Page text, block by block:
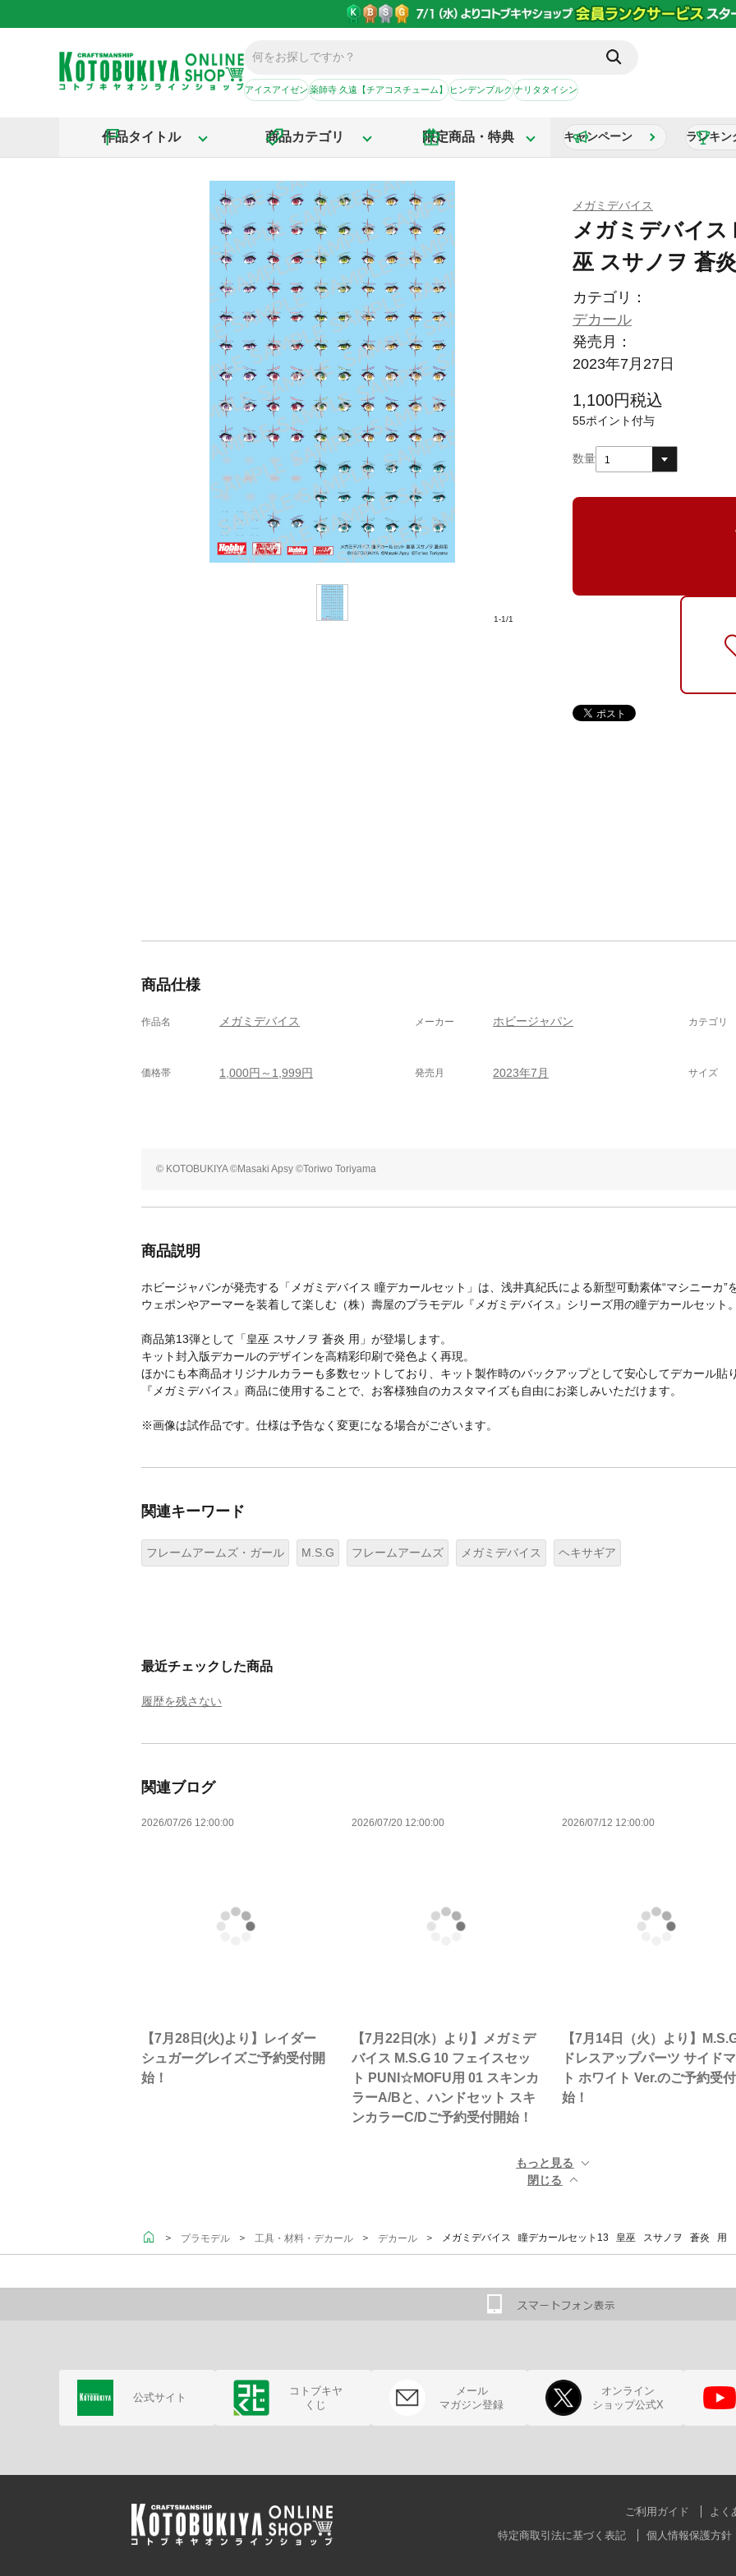
アイスアイゼン薬師寺 久遠【チアコスチューム】ヒンデンブルクナリタタイシン
作品タイトル 商品カテゴリ 限定商品・特典 キャンペーン ランキン
1-1/1
メガミデバイス
メガミデバイス
巫 スサノヲ 蒼
カテゴリ：
デカール
発売月：
2023年7月27日
1,100円税込
55ポイント付与
数量 1
商品仕様
作品名 メガミデバイス メーカー ホビージャパン カテゴリ
価格帯 1,000円～1,999円 発売月 2023年7月 サイズ
© KOTOBUKIYA ©Masaki Apsy ©Toriwo Toriyama
商品説明
ホビージャパンが発売する「メガミデバイス 瞳デカールセット」は、浅井真紀氏による新型可動素体“マシニーカ”
ウェポンやアーマーを装着して楽しむ（株）壽屋のプラモデル『メガミデバイス』シリーズ用の瞳デカールセット。
商品第13弾として「皇巫 スサノヲ 蒼炎 用」が登場します。
キット封入版デカールのデザインを高精彩印刷で発色よく再現。
ほかにも本商品オリジナルカラーも多数セットしており、キット製作時のバックアップとして安心してデカール貼
『メガミデバイス』商品に使用することで、お客様独自のカスタマイズも自由にお楽しみいただけます。
※画像は試作品です。仕様は予告なく変更になる場合がございます。
関連キーワード
フレームアームズ・ガール M.S.G フレームアームズ メガミデバイス ヘキサギア
最近チェックした商品
履歴を残さない
関連ブログ
2026/07/26 12:00:00
【7月28日(火)より】レイダー
シュガーグレイズご予約受付開
始！
2026/07/20 12:00:00
【7月22日(水）より】メガミデ
バイス M.S.G 10 フェイスセッ
ト PUNI☆MOFU用 01 スキンカ
ラーA/Bと、ハンドセット スキ
ンカラーC/Dご予約受付開始！
2026/07/12 12:00:00
【7月14日（火）より】
ドレスアップパーツ サイド
ト ホワイト Ver.のご予約受
始！
もっと見る ▼
閉じる ▲
＞ プラモデル ＞ 工具・材料・デカール ＞ デカール ＞ メガミデバイス 瞳デカールセット13 皇巫 スサノヲ 蒼炎 用
公式サイト
コトブキヤ
くじ
メール
マガジン登録
オンライン
ショップ公式X
ご利用ガイド よく
特定商取引法に基づく表記
個人情報保護方針